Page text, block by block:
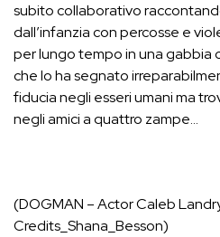
subito collaborativo
dall’infanzia con percosse e
per lungo tempo in una gabbia
che lo ha segnato
fiducia negli esseri umani ma
negli amici a quattro zampe…
(DOGMAN – Actor Caleb
Credits_Shana_Besson)